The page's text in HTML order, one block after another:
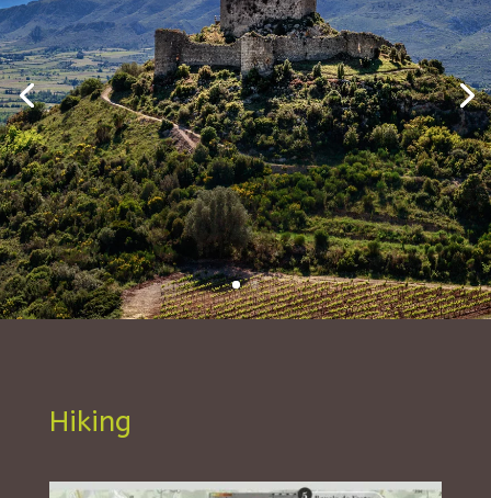
Hiking